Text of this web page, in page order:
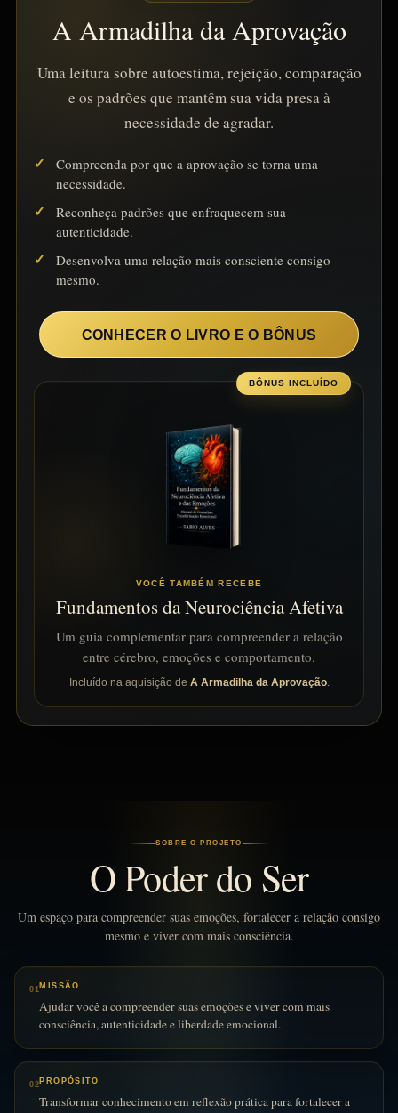
A Armadilha da Aprovação
Uma leitura sobre autoestima, rejeição, comparação
e os padrões que mantêm sua vida presa à
necessidade de agradar.
Compreenda por que a aprovação se torna uma
necessidade.
Reconheça padrões que enfraquecem sua
autenticidade.
Desenvolva uma relação mais consciente consigo
mesmo.
CONHECER O LIVRO E O BÔNUS
BÔNUS INCLUÍDO
VOCÊ TAMBÉM RECEBE
Fundamentos da Neurociência Afetiva
Um guia complementar para compreender a relação
entre cérebro, emoções e comportamento.
Incluído na aquisição de A Armadilha da Aprovação.
SOBRE O PROJETO
O Poder do Ser
Um espaço para compreender suas emoções, fortalecer a relação consigo
mesmo e viver com mais consciência.
01MISSÃO
Ajudar você a compreender suas emoções e viver com mais
consciência, autenticidade e liberdade emocional.
02PROPÓSITO
Transformar conhecimento em reflexão prática para fortalecer a